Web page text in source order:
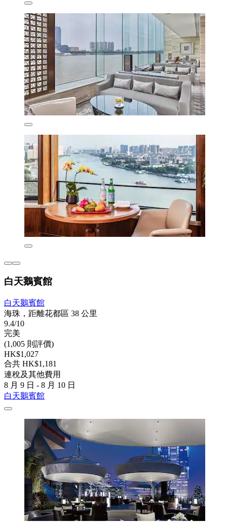
白天鵝賓館
白天鵝賓館
海珠，距離花都區 38 公里
9.4/10
完美
(1,005 則評價)
HK$1,027
合共 HK$1,181
連稅及其他費用
8 月 9 日 - 8 月 10 日
白天鵝賓館